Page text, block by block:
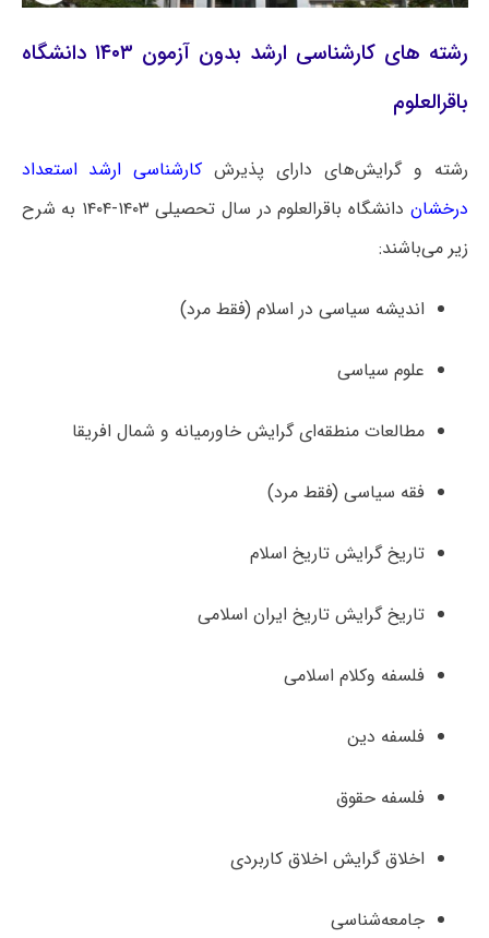
رشته های کارشناسی ارشد بدون آزمون ۱۴۰۳ دانشگاه
باقرالعلوم
رشته و گرایش‌های دارای پذیرش کارشناسی ارشد استعداد
درخشان
دانشگاه باقرالعلوم در سال تحصیلی ۱۴۰۳-۱۴۰۴ به شرح
زیر می‌باشند:
اندیشه سیاسی در اسلام (فقط مرد)
علوم سیاسی
مطالعات منطقه‌ای گرایش خاورمیانه و شمال افریقا
فقه سیاسی (فقط مرد)
تاریخ گرایش تاریخ اسلام
تاریخ گرایش تاریخ ایران اسلامی
فلسفه وکلام اسلامی
فلسفه دین
فلسفه حقوق
اخلاق گرایش اخلاق کاربردی
جامعه‌شناسی